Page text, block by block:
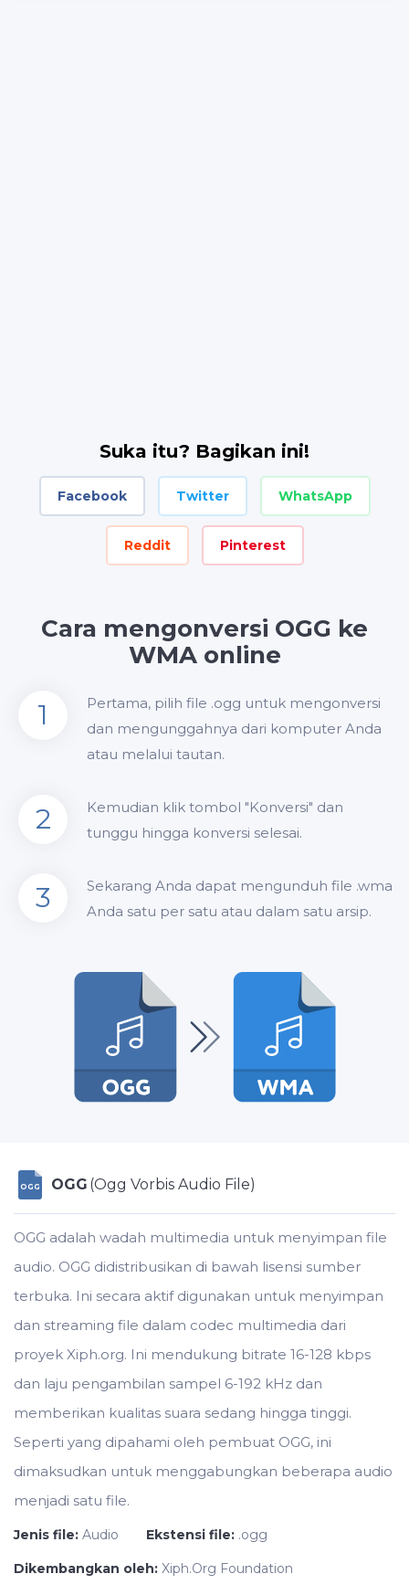
Suka itu? Bagikan ini!
Facebook Twitter WhatsApp
Reddit Pinterest
Cara mengonversi OGG ke
WMA online
1
Pertama, pilih file .ogg untuk mengonversi
dan mengunggahnya dari komputer Anda
atau melalui tautan.
2
Kemudian klik tombol "Konversi" dan
tunggu hingga konversi selesai.
3
Sekarang Anda dapat mengunduh file .wma
Anda satu per satu atau dalam satu arsip.
OGG OGG (Ogg Vorbis Audio File)
OGG adalah wadah multimedia untuk menyimpan file
audio. OGG didistribusikan di bawah lisensi sumber
terbuka. Ini secara aktif digunakan untuk menyimpan
dan streaming file dalam codec multimedia dari
proyek Xiph.org. Ini mendukung bitrate 16-128 kbps
dan laju pengambilan sampel 6-192 kHz dan
memberikan kualitas suara sedang hingga tinggi.
Seperti yang dipahami oleh pembuat OGG, ini
dimaksudkan untuk menggabungkan beberapa audio
menjadi satu file.
Jenis file: Audio Ekstensi file: .ogg
Dikembangkan oleh: Xiph.Org Foundation